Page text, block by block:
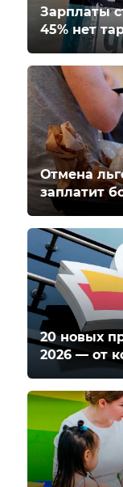
Зарплаты
45% нет
Отмена
заплатит
20 новых
2026 — от